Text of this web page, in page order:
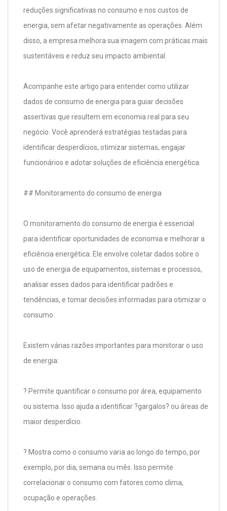
reduções significativas no consumo e nos custos de
energia, sem afetar negativamente as operações. Além
disso, a empresa melhora sua imagem com práticas mais
sustentáveis e reduz seu impacto ambiental.
Acompanhe este artigo para entender como utilizar
dados de consumo de energia para guiar decisões
assertivas que resultem em economia real para seu
negócio. Você aprenderá estratégias testadas para
identificar desperdícios, otimizar sistemas, engajar
funcionários e adotar soluções de eficiência energética.
## Monitoramento do consumo de energia
O monitoramento do consumo de energia é essencial
para identificar oportunidades de economia e melhorar a
eficiência energética. Ele envolve coletar dados sobre o
uso de energia de equipamentos, sistemas e processos,
analisar esses dados para identificar padrões e
tendências, e tomar decisões informadas para otimizar o
consumo.
Existem várias razões importantes para monitorar o uso
de energia:
? Permite quantificar o consumo por área, equipamento
ou sistema. Isso ajuda a identificar ?gargalos? ou áreas de
maior desperdício.
? Mostra como o consumo varia ao longo do tempo, por
exemplo, por dia, semana ou mês. Isso permite
correlacionar o consumo com fatores como clima,
ocupação e operações.